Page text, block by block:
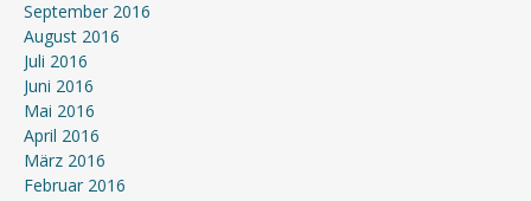
September 2016
August 2016
Juli 2016
Juni 2016
Mai 2016
April 2016
März 2016
Februar 2016